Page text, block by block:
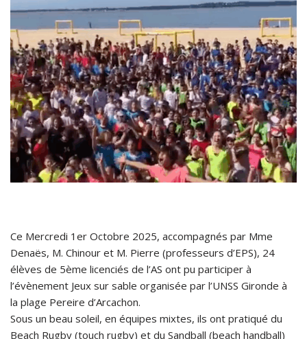
Ce Mercredi 1er Octobre 2025, accompagnés par Mme
Denaës, M. Chinour et M. Pierre (professeurs d’EPS), 24
élèves de 5ème licenciés de l’AS ont pu participer à
l’évènement Jeux sur sable organisée par l’UNSS Gironde à
la plage Pereire d’Arcachon.
Sous un beau soleil, en équipes mixtes, ils ont pratiqué du
Beach Rugby (touch rugby) et du Sandball (beach handball)